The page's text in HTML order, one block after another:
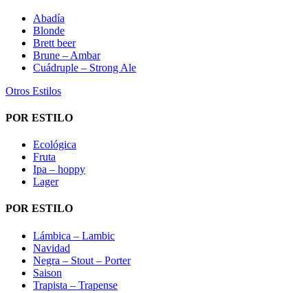
Abadía
Blonde
Brett beer
Brune – Ambar
Cuádruple – Strong Ale
Otros Estilos
POR ESTILO
Ecológica
Fruta
Ipa – hoppy
Lager
POR ESTILO
Lámbica – Lambic
Navidad
Negra – Stout – Porter
Saison
Trapista – Trapense